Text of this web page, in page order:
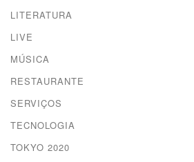
LITERATURA
LIVE
MÚSICA
RESTAURANTE
SERVIÇOS
TECNOLOGIA
TOKYO 2020